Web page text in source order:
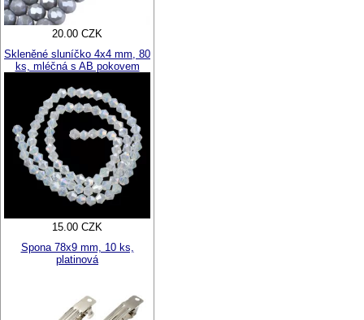
20.00 CZK
Skleněné sluníčko 4x4 mm, 80
ks, mléčná s AB pokovem
15.00 CZK
Spona 78x9 mm, 10 ks,
platinová